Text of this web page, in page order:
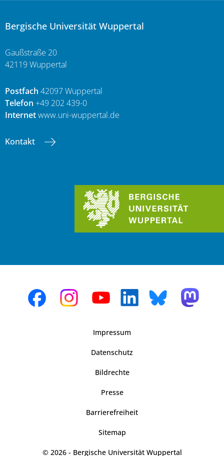
Bergische Universität Wuppertal
Gaußstraße 20
42119 Wuppertal
Postfach 42097 Wuppertal
Telefon +49 202 439-0
Internetwww.uni-wuppertal.de
Kontakt
Impressum
Datenschutz
Bildrechte
Presse
Barrierefreiheit
Sitemap
© 2026 - Bergische Universität Wuppertal